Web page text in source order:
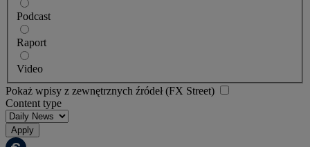
Podcast
Raport
Video
Pokaż wpisy z zewnętrznych źródeł (FX Street)
Content type
Apply